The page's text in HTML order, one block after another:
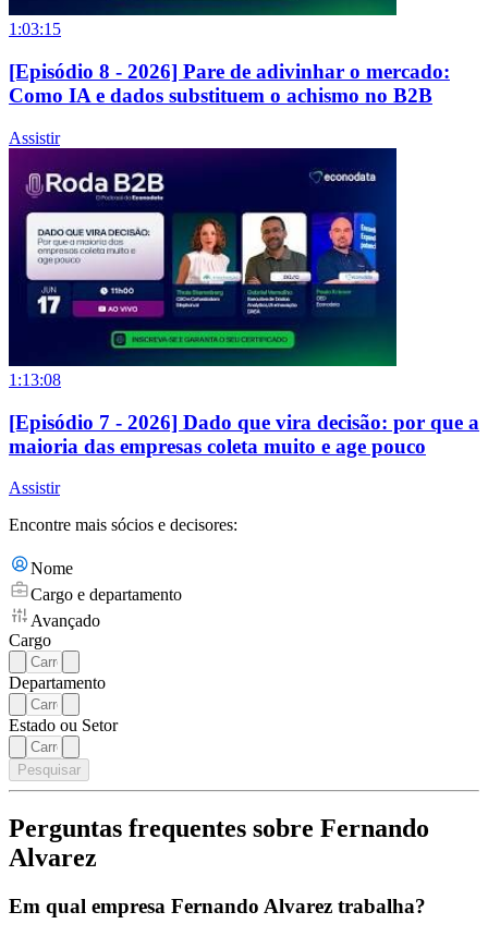
1:03:15
[Episódio 8 - 2026] Pare de adivinhar o mercado:
Como IA e dados substituem o achismo no B2B
Assistir
1:13:08
[Episódio 7 - 2026] Dado que vira decisão: por que a
maioria das empresas coleta muito e age pouco
Assistir
Encontre mais sócios e decisores:
Nome
Cargo e departamento
Avançado
Cargo
Departamento
Estado ou Setor
Pesquisar
Perguntas frequentes sobre Fernando
Alvarez
Em qual empresa Fernando Alvarez trabalha?